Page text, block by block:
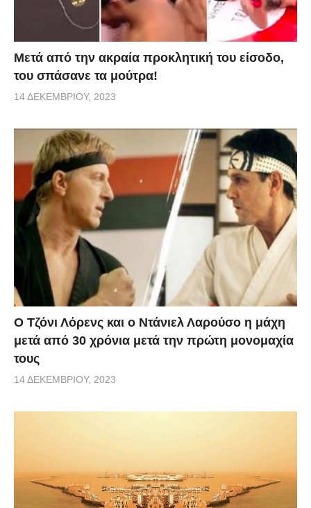
Μετά από την ακραία προκλητική του είσοδο,
του σπάσανε τα μούτρα!
14 ΔΕΚΕΜΒΡΊΟΥ, 2023
Ο Τζόνι Λόρενς και ο Ντάνιελ Λαρούσο η μάχη
μετά από 30 χρόνια μετά την πρώτη μονομαχία
τους
14 ΔΕΚΕΜΒΡΊΟΥ, 2023